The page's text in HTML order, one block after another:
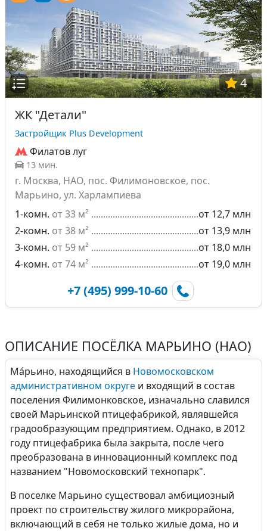
4
ЖК "Детали"
Застройщик Plus Development
Филатов луг
13 мин.
г. Москва, НАО, пос. Филимоновское, пос.
Марьино, ул. Харлампиева
1-комн. от 33 м²
от 12,7 млн
2-комн. от 38 м²
от 13,9 млн
3-комн. от 59 м²
от 18,0 млн
4-комн. от 74 м² от 19,0 млн
+7 (495) 999-10-60
ОПИСАНИЕ ПОСЁЛКА МАРЬИНО (НАО)
Ма́рьино, находящийся в Новомосковском
административном округе и входящий в состав
поселения Филимонковское, изначально славился
своей Марьинской птицефабрикой, являвшейся
градообразующим предприятием. Однако, в 2012
году птицефабрика была закрыта, после чего
преобразована в инновационный комплекс под
названием "Новомосковский технопарк".
В поселке Марьино существовал амбициозный
проект по строительству жилого микрорайона,
включающий в себя не только жилые дома, но и